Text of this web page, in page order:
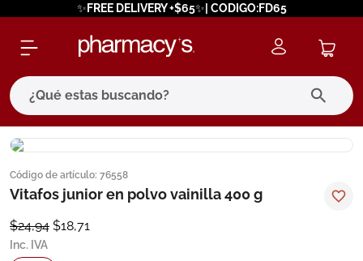
✨FREE DELIVERY +$65✨| CODIGO:FD65
¿Qué estas buscando?
Código de artículo: 76558
Vitafos junior en polvo vainilla 400 g
$24,94 $18,71
Inc. IVA
términos más buscados
1. eucerin
3 bioderma